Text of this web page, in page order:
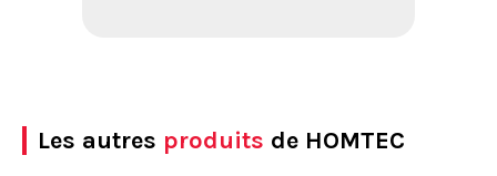
Les autres produits de HOMTEC